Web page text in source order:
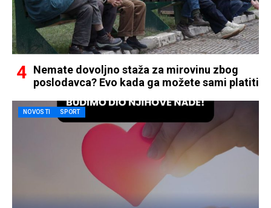
Nemate dovoljno staža za mirovinu zbog
poslodavca? Evo kada ga možete sami platiti
NOVOSTI SPORT